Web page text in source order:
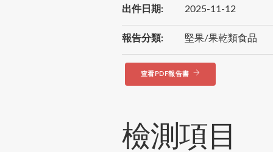
出件日期: 2025-11-12
報告分類: 堅果/果乾類食品
查看PDF報告書
檢測項目